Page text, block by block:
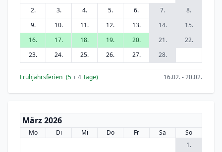
2.
3. 4. 5. 6. 7.
8.
9.
10. 11. 12. 13. 14.
15.
16.
17. 18. 19. 20. 21.
22.
23.
24. 25. 26. 27. 28.
Frühjahrsferien (5+ 4Tage) 16.02. - 20.02.
März 2026
Mo Di Mi Do Fr Sa
So
1.